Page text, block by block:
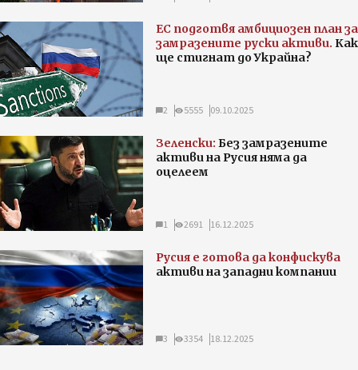
ЕС подготвя амбициозен план за
замразените руски активи. Как
ще стигнат до Украйна?
2 5555 09.10.2025
Зеленски: Без замразените
активи на Русия няма да
оцелеем
1 2691 16.12.2025
Русия е готова да конфискува
активи на западни компании
3 3354 18.12.2025